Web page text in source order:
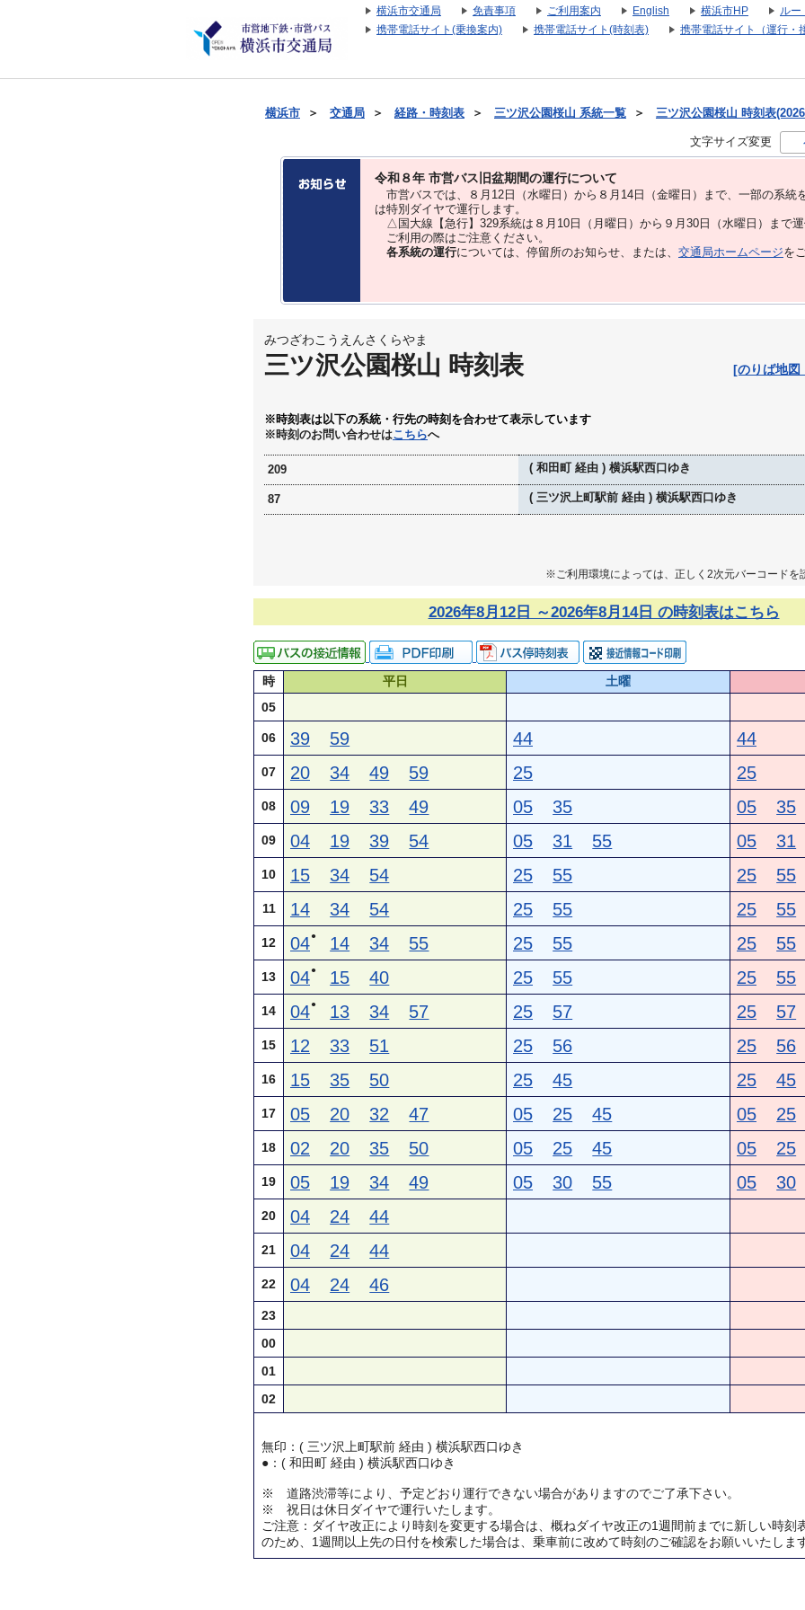
横浜市交通局 免責事項 ご利用案内 English 横浜市HP ルー
携帯電話サイト(乗換案内)
携帯電話サイト(時刻表) 携帯電話サイト（運行・
横浜市 ＞ 交通局 ＞ 経路・時刻表 ＞ 三ツ沢公園桜山 系統一覧 ＞ 三ツ沢公園桜山 時刻表
文字サイズ変更
令和８年 市営バス旧盆期間の運行について
市営バスでは、８⽉12⽇（水曜日）から８⽉14⽇（金曜日）まで、⼀部の系統
は特別ダイヤで運⾏します。
△国大線【急行】329系統は８月10日（月曜日）から９月30日（水曜日）まで運
ご利用の際はご注意ください。
各系統の運行については、停留所のお知らせ、または、 交通局ホームページを
みつざわこうえんさくらやま
三ツ沢公園桜山 時刻表 [のりば地図
※時刻表は以下の系統・行先の時刻を合わせて表示しています
※時刻のお問い合わせはこちらへ
209 ( 和田町 経由 ) 横浜駅西口ゆき
87 ( 三ツ沢上町駅前 経由 ) 横浜駅西口ゆき
※ご利用環境によっては、正しく2次元バーコードを
2026年8月12日 ～2026年8月14日 の時刻表はこちら
時 平日 土曜
05
06 39 59 44 44
07 20 34 49 59 25 25
08 09 19 33 49 05 35 05 35
09 04 19 39 54 05 31 55 05 31
10 15 34 54 25 55 25 55
11 14 34 54 25 55 25 55
12 04● 14 34 55 25 55 25 55
13 04● 15 40 25 55 25 55
14 04● 13 34 57 25 57 25 57
15 12 33 51 25 56 25 56
16 15 35 50 25 45 25 45
17 05 20 32 47 05 25 45 05 25
18 02 20 35 50 05 25 45 05 25
19 05 19 34 49 05 30 55 05 30
20 04 24 44
21 04 24 44
22 04 24 46
23
00
01
02
無印：( 三ツ沢上町駅前 経由 ) 横浜駅西口ゆき
●：( 和田町 経由 ) 横浜駅西口ゆき
※ 道路渋滞等により、予定どおり運行できない場合がありますのでご了承下さい。
※ 祝日は休日ダイヤで運行いたします。
ご注意：ダイヤ改正により時刻を変更する場合は、概ねダイヤ改正の1週間前までに新しい時刻
のため、1週間以上先の日付を検索した場合は、乗車前に改めて時刻のご確認をお願いいたします